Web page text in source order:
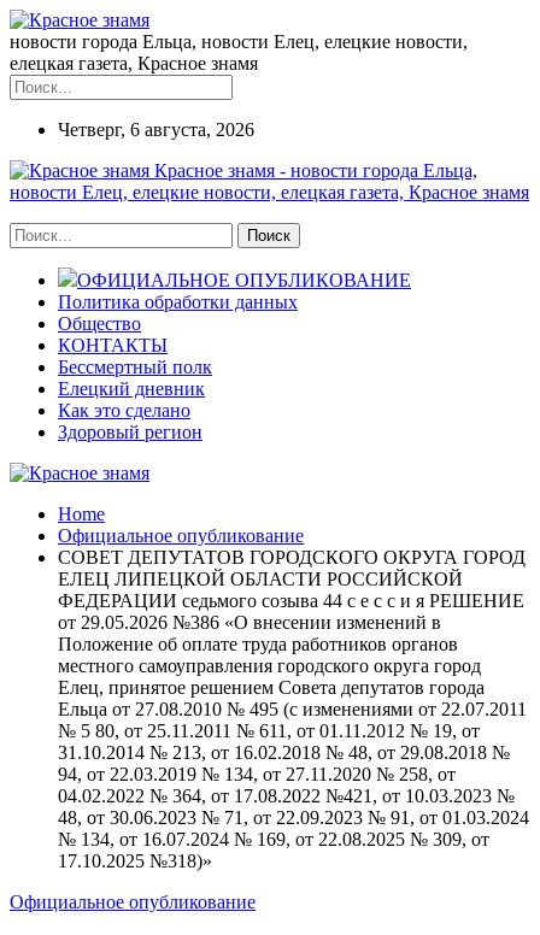
новости города Ельца, новости Елец, елецкие новости,
елецкая газета, Красное знамя
Четверг, 6 августа, 2026
Красное знамя - новости города Ельца,
новости Елец, елецкие новости, елецкая газета, Красное знамя
ОФИЦИАЛЬНОЕ ОПУБЛИКОВАНИЕ
Политика обработки данных
Общество
КОНТАКТЫ
Бессмертный полк
Елецкий дневник
Как это сделано
Здоровый регион
Home
Официальное опубликование
СОВЕТ ДЕПУТАТОВ ГОРОДСКОГО ОКРУГА ГОРОД
ЕЛЕЦ ЛИПЕЦКОЙ ОБЛАСТИ РОССИЙСКОЙ
ФЕДЕРАЦИИ седьмого созыва 44 с е с с и я РЕШЕНИЕ
от 29.05.2026 №386 «О внесении изменений в
Положение об оплате труда работников органов
местного самоуправления городского округа город
Елец, принятое решением Совета депутатов города
Ельца от 27.08.2010 № 495 (с изменениями от 22.07.2011
№ 5 80, от 25.11.2011 № 611, от 01.11.2012 № 19, от
31.10.2014 № 213, от 16.02.2018 № 48, от 29.08.2018 №
94, от 22.03.2019 № 134, от 27.11.2020 № 258, от
04.02.2022 № 364, от 17.08.2022 №421, от 10.03.2023 №
48, от 30.06.2023 № 71, от 22.09.2023 № 91, от 01.03.2024
№ 134, от 16.07.2024 № 169, от 22.08.2025 № 309, от
17.10.2025 №318)»
Официальное опубликование